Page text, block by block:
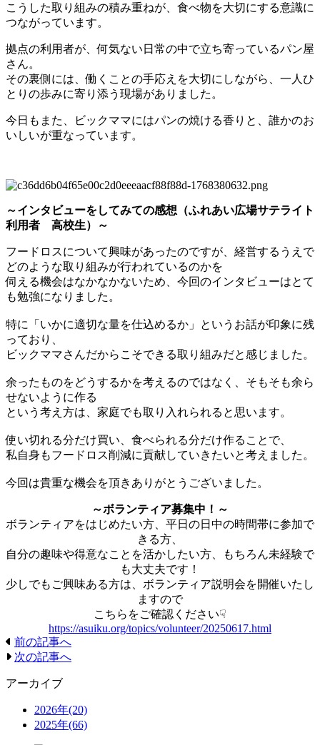
こうした取り組みの積み重ねが、食べ物を大切にする意識に
つながっています。
拠点の利用者が、何気ない日常の中で立ち寄っているパン屋
さん。
その裏側には、働くことの手応えを大切にしながら、一人ひ
とりの歩みに寄り添う現場がありました。
今日もまた、ビックママにはパンの焼ける香りと、誰かのお
いしいが重なっています。
～インタビューをしてみての感想（ふれあい広場サテライト
利用者 高校生）～
フードロスについて興味があったのですが、経営するうえで
どのような取り組みが行われているのかを
伺える機会はなかなかないため、今回のインタビューはとて
も勉強になりました。
特に「いかに適切な量を仕込めるか」というお話が印象に残
っており、
ビックママさんだからこそできる取り組みだと感じました。
余ったものをどうするかを考えるのではなく、そもそも余ら
せないように作る
という考え方は、家庭でも取り入れられると思います。
使い切れる分だけ買い、食べられる分だけ作ることで、
私自身もフードロス削減に貢献していきたいと考えました。
今回は貴重な機会を頂きありがとうございました。
～ボランティア募集中！～
ボランティアをはじめたい方、平日の日中の時間帯に参加で
きる方、
自分の趣味や得意なことを活かしたい方、もちろん未経験で
も大丈夫です！
少しでもご興味ある方は、ボランティア説明会を開催いたし
ますので
こちらをご確認ください☟
https://asuiku.org/topics/volunteer/20250617.html
前の記事へ
次の記事へ
アーカイブ
2026年(20)
2025年(66)